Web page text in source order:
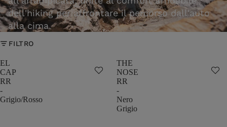
dell'hiking per affrontare il percorso dall'auto
alla cima.
FILTRO
EL
CAP
RR
-
Grigio/Rosso
THE
NOSE
RR
-
Nero
Grigio